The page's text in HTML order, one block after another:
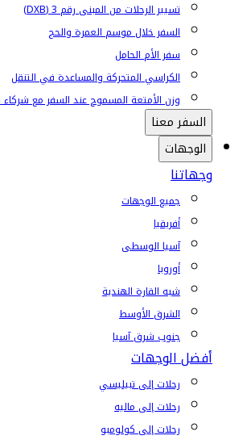
تسيير الرحلات من المبنى رقم 3 (DXB)
السفر خلال موسم العمرة والحج
سفر الأم الحامل
الكراسي المتحركة والمساعدة في التنقل
وزن الأمتعة المسموح عند السفر مع
السفر معنا
الوجهات
وجهاتنا
جميع الوجهات
أفريقيا
آسيا الوسطى
أوروبا
شبه القارة الهندية
الشرق الأوسط
جنوب شرق آسيا
أفضل الوجهات
رحلات إلى تبيليسي
رحلات إلى ماليه
رحلات إلى كولومبو